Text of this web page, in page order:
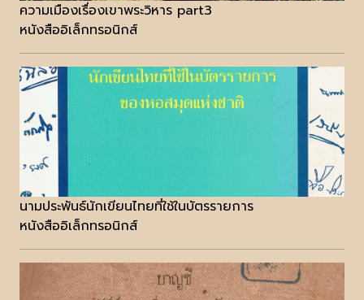
ความเมืองเรื่องเขาพระวิหาร part3
หนังสืออิเล็กทรอนิกส์
นามประพันธ์นักเขียนไทยที่ใช้ในบัตรรายการ
หนังสืออิเล็กทรอนิกส์